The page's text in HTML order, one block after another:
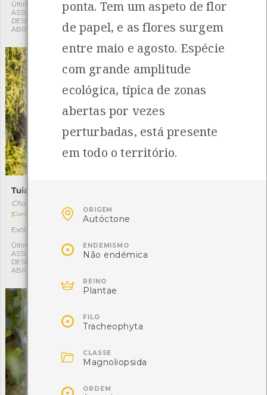
Última observação por:
ASSOCIAÇÃO CULTURAL E
DESPORTIVA CAPITÃES DE
ABRIL
Última observação por:
ASSOCIAÇÃO CULTURAL E
DESPORTIVA CAPITÃES DE
ABRIL
Tuia-macarrão
Chamaecyparis pisifera f. aurea
[Comum]
Exótica
Última observação por:
ASSOCIAÇÃO CULTURAL E
DESPORTIVA CAPITÃES DE
ABRIL
ASSOCIAÇÃO CULTURAL E
ponta. Tem um aspeto de flor
de papel, e as flores surgem
entre maio e agosto. Espécie
com grande amplitude
ecológica, típica de zonas
abertas por vezes
perturbadas, está presente
em todo o território.
 ORIGEM
Autóctone
 ENDEMISMO
Não endémica
 REINO
Plantae
 FILO
Tracheophyta
 CLASSE
Magnoliopsida
ORDEM